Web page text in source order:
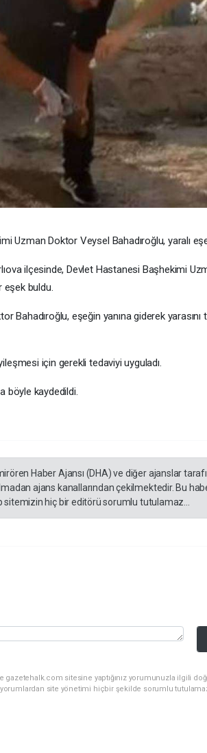
Uzman Doktor Veysel Bahadıroğlu, yaralı
ilçesinde, Devlet Hastanesi Başhekimi
eşek buldu.
Bahadıroğlu, eşeğin yanına giderek
için gerekli tedaviyi uyguladı.
böyle kaydedildi.
Haber Ajansı (DHA) ve diğer ajanslar
ajans kanallarından çekilmektedir. Bu
hiç bir editörü sorumlu tutulamaz...
sitesine yaptığınız yorumunuzla ilgili
site yönetimi hiçbir şekilde sorumlu